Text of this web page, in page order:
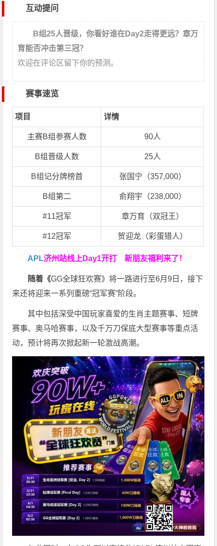
互动提问
B组25人晋级，你看好谁在Day2走得更远？章万
育能否冲击第三冠？
欢迎在评论区留下你的预测。
赛事速览
项目 详情
主赛B组参赛人数 90人
B组晋级人数 25人
B组记分牌榜首 张国宁（357,000）
B组第二 俞翔宇（238,000）
#11冠军 章万育（双冠王）
#12冠军 贺迎龙（彩蛋猎人）
APL济州站线上Day1开打新朋友福利来了！
随着《GG全球狂欢赛》将一路进行至6月9日，接下
来还将迎来一系列重磅“冠军赛”阶段。
其中包括深受中国玩家喜爱的生肖主题赛事、短牌
赛事、奥马哈赛事，以及千万刀保底大型赛事等重点活
动，预计将再次掀起新一轮激战高潮。